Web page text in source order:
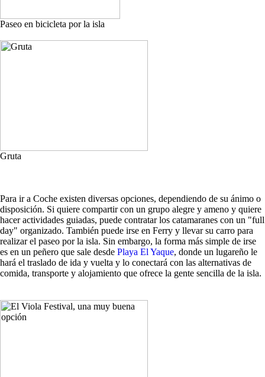
Paseo en bicicleta por la isla
Gruta
Para ir a Coche existen diversas opciones, dependiendo de su ánimo o
disposición. Si quiere compartir con un grupo alegre y ameno y quiere
hacer actividades guiadas, puede contratar los catamaranes con un "full
day" organizado. También puede irse en Ferry y llevar su carro para
realizar el paseo por la isla. Sin embargo, la forma más simple de irse
es en un peñero que sale desde Playa El Yaque, donde un lugareño le
hará el traslado de ida y vuelta y lo conectará con las alternativas de
comida, transporte y alojamiento que ofrece la gente sencilla de la isla.